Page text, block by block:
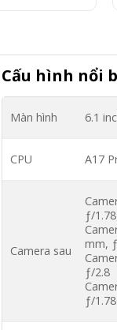
Cấu hình nổi
Màn hình 6.1
CPU A17
Camera sau
ƒ/
mm,
ƒ/2.8
ƒ/1.78